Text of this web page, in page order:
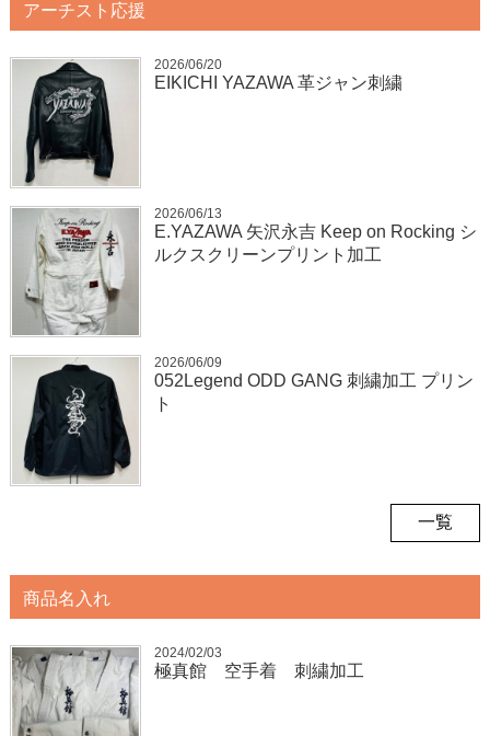
アーチスト応援
2026/06/20
EIKICHI YAZAWA 革ジャン刺繍
2026/06/13
E.YAZAWA 矢沢永吉 Keep on Rocking シ
ルクスクリーンプリント加工
2026/06/09
052Legend ODD GANG 刺繍加工 プリン
ト
一覧
商品名入れ
2024/02/03
極真館 空手着 刺繍加工